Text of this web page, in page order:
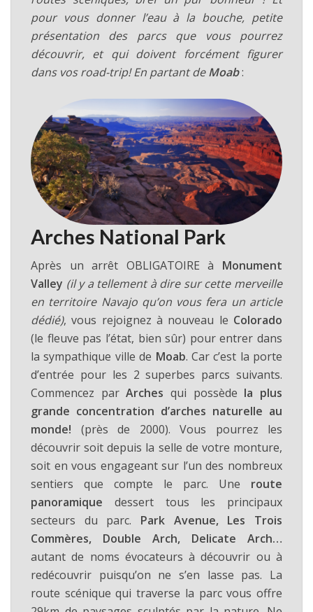
pour vous donner l’eau à la bouche, petite
présentation des parcs que vous pourrez
découvrir, et qui doivent forcément figurer
dans vos road-trip! En partant deMoab:
Arches National Park
Après un arrêt OBLIGATOIRE à Monument
Valley (il y a tellement à dire sur cette merveille
en territoire Navajo qu’on vous fera un article
dédié), vous rejoignez à nouveau le Colorado
(le fleuve pas l’état, bien sûr) pour entrer dans
la sympathique ville de Moab. Car c’est la porte
d’entrée pour les 2 superbes parcs suivants.
Commencez parArchesqui possède la plus
grande concentration d’arches naturelle au
monde! (près de 2000). Vous pourrez les
découvrir soit depuis la selle de votre monture,
soit en vous engageant sur l’un des nombreux
sentiers que compte le parc. Une route
panoramique dessert tous les principaux
secteurs du parc. Park Avenue, Les Trois
Commères, Double Arch, Delicate Arch…
autant de noms évocateurs à découvrir ou à
redécouvrir puisqu’on ne s’en lasse pas. La
route scénique qui traverse la parc vous offre